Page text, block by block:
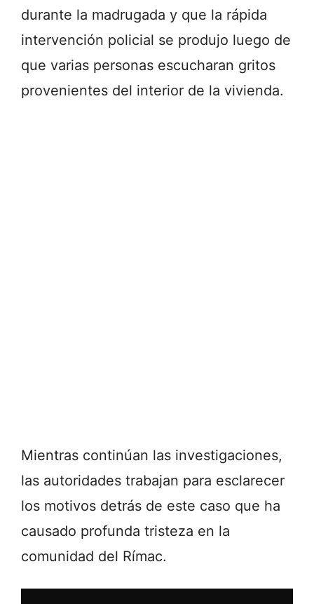
durante la madrugada y que la rápida
intervención policial se produjo luego de
que varias personas escucharan gritos
provenientes del interior de la vivienda.
Mientras continúan las investigaciones,
las autoridades trabajan para esclarecer
los motivos detrás de este caso que ha
causado profunda tristeza en la
comunidad del Rímac.